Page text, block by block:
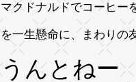
マクドナルドでコーヒ
を一生懸命に、まわりの
うんとねー